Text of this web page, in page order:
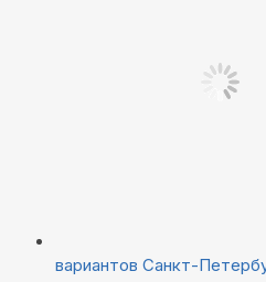
вариантов Санкт-